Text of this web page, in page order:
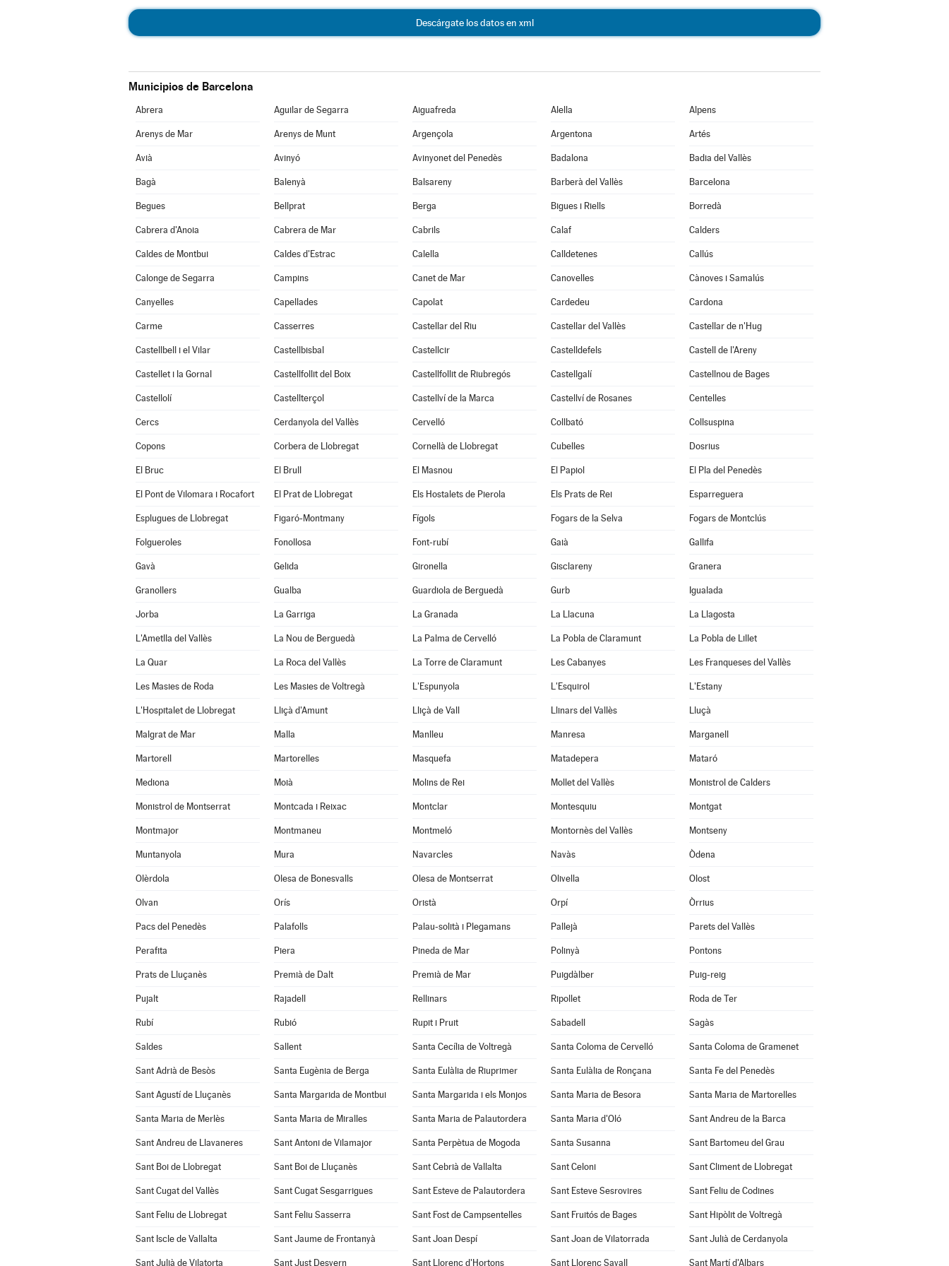
Descárgate los datos en xml
Municipios de Barcelona
Abrera Aguilar de Segarra Aiguafreda Alella Alpens
Arenys de Mar Arenys de Munt Argençola Argentona Artés
Avià Avinyó Avinyonet del Penedès Badalona Badia del Vallès
Bagà Balenyà Balsareny Barberà del Vallès Barcelona
Begues Bellprat Berga Bigues i Riells Borredà
Cabrera d'Anoia Cabrera de Mar Cabrils Calaf Calders
Caldes de Montbui Caldes d'Estrac Calella Calldetenes Callús
Calonge de Segarra Campins Canet de Mar Canovelles Cànoves i Samalús
Canyelles Capellades Capolat Cardedeu Cardona
Carme Casserres Castellar del Riu Castellar del Vallès Castellar de n'Hug
Castellbell i el Vilar Castellbisbal Castellcir Castelldefels Castell de l'Areny
Castellet i la Gornal Castellfollit del Boix Castellfollit de Riubregós Castellgalí Castellnou de Bages
Castellolí Castellterçol Castellví de la Marca Castellví de Rosanes Centelles
Cercs Cerdanyola del Vallès Cervelló Collbató Collsuspina
Copons Corbera de Llobregat Cornellà de Llobregat Cubelles Dosrius
El Bruc El Brull El Masnou El Papiol El Pla del Penedès
El Pont de Vilomara i Rocafort El Prat de Llobregat Els Hostalets de Pierola Els Prats de Rei Esparreguera
Esplugues de Llobregat Figaró-Montmany Fígols Fogars de la Selva Fogars de Montclús
Folgueroles Fonollosa Font-rubí Gaià Gallifa
Gavà Gelida Gironella Gisclareny Granera
Granollers Gualba Guardiola de Berguedà Gurb Igualada
Jorba La Garriga La Granada La Llacuna La Llagosta
L'Ametlla del Vallès La Nou de Berguedà La Palma de Cervelló La Pobla de Claramunt La Pobla de Lillet
La Quar La Roca del Vallès La Torre de Claramunt Les Cabanyes Les Franqueses del Vallès
Les Masies de Roda Les Masies de Voltregà L'Espunyola L'Esquirol L'Estany
L'Hospitalet de Llobregat Lliçà d'Amunt Lliçà de Vall Llinars del Vallès Lluçà
Malgrat de Mar Malla Manlleu Manresa Marganell
Martorell Martorelles Masquefa Matadepera Mataró
Mediona Moià Molins de Rei Mollet del Vallès Monistrol de Calders
Monistrol de Montserrat Montcada i Reixac Montclar Montesquiu Montgat
Montmajor Montmaneu Montmeló Montornès del Vallès Montseny
Muntanyola Mura Navarcles Navàs Òdena
Olèrdola Olesa de Bonesvalls Olesa de Montserrat Olivella Olost
Olvan Orís Oristà Orpí Òrrius
Pacs del Penedès Palafolls Palau-solità i Plegamans Pallejà Parets del Vallès
Perafita Piera Pineda de Mar Polinyà Pontons
Prats de Lluçanès Premià de Dalt Premià de Mar Puigdàlber Puig-reig
Pujalt Rajadell Rellinars Ripollet Roda de Ter
Rubí Rubió Rupit i Pruit Sabadell Sagàs
Saldes Sallent Santa Cecília de Voltregà Santa Coloma de Cervelló Santa Coloma de Gramenet
Sant Adrià de Besòs Santa Eugènia de Berga Santa Eulàlia de Riuprimer Santa Eulàlia de Ronçana Santa Fe del Penedès
Sant Agustí de Lluçanès Santa Margarida de Montbui Santa Margarida i els Monjos Santa Maria de Besora Santa Maria de Martorelles
Santa Maria de Merlès Santa Maria de Miralles Santa Maria de Palautordera Santa Maria d'Oló Sant Andreu de la Barca
Sant Andreu de Llavaneres Sant Antoni de Vilamajor Santa Perpètua de Mogoda Santa Susanna Sant Bartomeu del Grau
Sant Boi de Llobregat Sant Boi de Lluçanès Sant Cebrià de Vallalta Sant Celoni Sant Climent de Llobregat
Sant Cugat del Vallès Sant Cugat Sesgarrigues Sant Esteve de Palautordera Sant Esteve Sesrovires Sant Feliu de Codines
Sant Feliu de Llobregat Sant Feliu Sasserra Sant Fost de Campsentelles Sant Fruitós de Bages Sant Hipòlit de Voltregà
Sant Iscle de Vallalta Sant Jaume de Frontanyà Sant Joan Despí Sant Joan de Vilatorrada Sant Julià de Cerdanyola
Sant Julià de Vilatorta Sant Just Desvern Sant Llorenç d'Hortons Sant Llorenç Savall Sant Martí d'Albars